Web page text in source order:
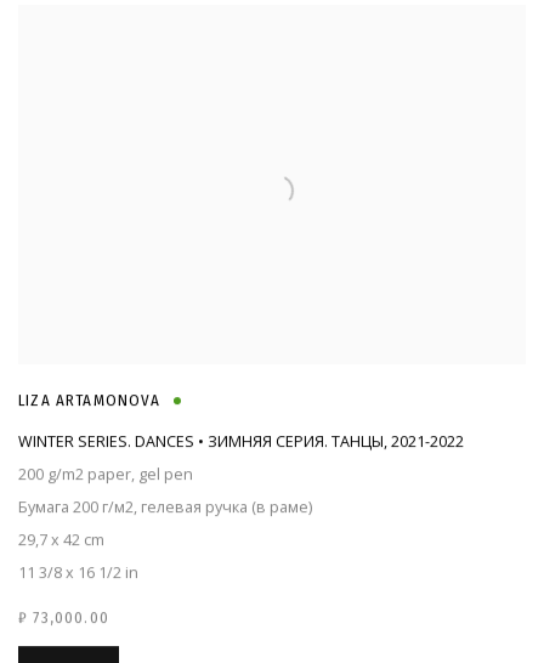
LIZA ARTAMONOVA
WINTER SERIES. DANCES • ЗИМНЯЯ СЕРИЯ. ТАНЦЫ,2021-2022
200 g/m2 paper, gel pen
Бумага 200 г/м2, гелевая ручка (в раме)
29,7 x 42 cm
11 3/8 x 16 1/2 in
₽ 73,000.00